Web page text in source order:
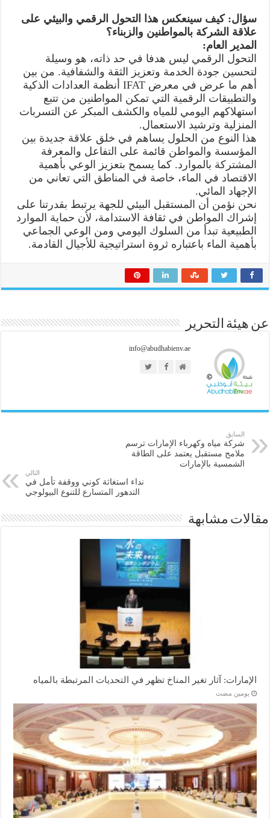
سؤال: كيف سينعكس هذا التحول الرقمي والبيئي على
علاقة الشركة بالمواطنين والزبناء؟
المدير العام:
التحول الرقمي ليس هدفا في حد ذاته، هو وسيلة
لتحسين جودة الخدمة وتعزيز الثقة والشفافية. من بين
أهم ما عرض في معرض IFAT أنظمة العدادات الذكية
والتطبيقات الرقمية التي تمكن المواطنين من تتبع
استهلاكهم اليومي للمياه والكشف المبكر عن التسربات
المنزلية وترشيد الاستعمال.
هذا النوع من الحلول يساهم في خلق علاقة جديدة بين
المؤسسة والمواطن قائمة على التفاعل والمعرفة
المشتركة بالموارد. كما يسمح بتعزيز الوعي بأهمية
الاقتصاد في الماء، خاصة في المناطق التي تعاني من
الإجهاد المائي.
نحن نؤمن أن المستقبل البيئي للجهة يرتبط بقدرتنا على
إشراك المواطن في ثقافة الاستدامة، لأن حماية الموارد
الطبيعية تبدأ من السلوك اليومي ومن الوعي الجماعي
بأهمية الماء باعتباره ثروة استراتيجية للأجيال القادمة.
عن هيئة التحرير
info@abudhabienv.ae
السابق
شركة مياه وكهرباء الإمارات ترسم
ملامح مستقبل يعتمد على الطاقة
الشمسية بالإمارات
التالي
نداء استغاثة كوني ووقفة تأمل في
التدهور المتسارع للتنوع البيولوجي
مقالات مشابهة
الإمارات: آثار تغير المناخ تظهر في التحديات المرتبطة بالمياه
‏يومين مضت